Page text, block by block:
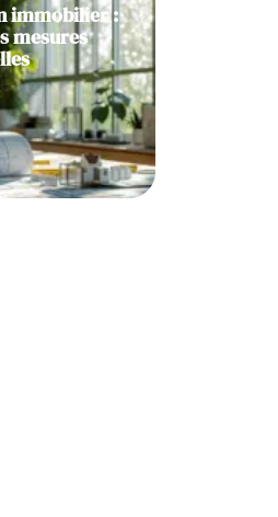
immobilier :
mesures